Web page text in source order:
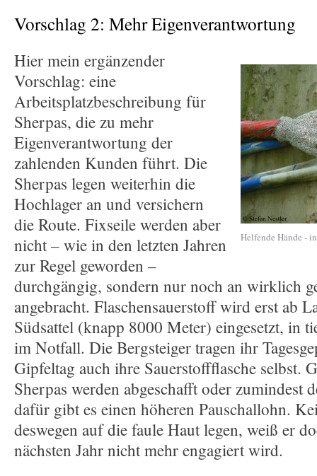
Vorschlag 2: Mehr Eigenverantwortung
Helfende Hände -
Hier mein ergänzender
Vorschlag: eine
Arbeitsplatzbeschreibung für
Sherpas, die zu mehr
Eigenverantwortung der
zahlenden Kunden führt. Die
Sherpas legen weiterhin die
Hochlager an und versichern
die Route. Fixseile werden aber
nicht – wie in den letzten Jahren
zur Regel geworden –
durchgängig, sondern nur noch an wirklich
angebracht. Flaschensauerstoff wird erst ab
Südsattel (knapp 8000 Meter) eingesetzt, in
im Notfall. Die Bergsteiger tragen ihr
Gipfeltag auch ihre Sauerstoffflasche selbst.
Sherpas werden abgeschafft oder zumindest
dafür gibt es einen höheren Pauschallohn.
deswegen auf die faule Haut legen, weiß er
nächsten Jahr nicht mehr engagiert wird.